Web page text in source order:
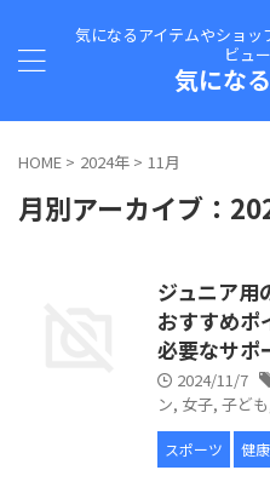
気になるアイテムやショ
ビュ
気にな
HOME > 2024年 > 11月
月別アーカイブ：
ジュニア用
おすすめポ
必要なサポ
2024/11/7
ン, 女子, 子ども
スポーツ 健康